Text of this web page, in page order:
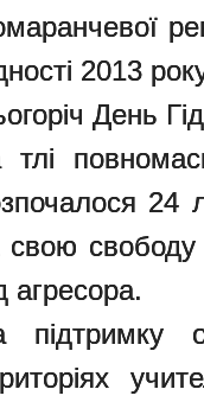
2013
День
тлі
24
свою свободу
агресора.
підтримку